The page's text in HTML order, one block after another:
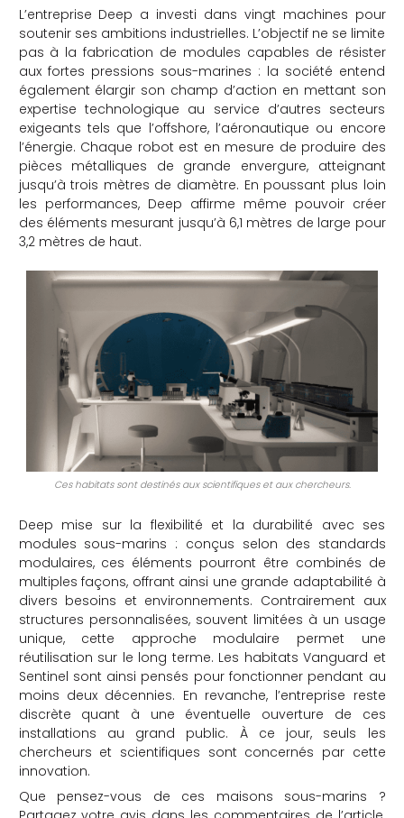
L’entreprise Deep a investi dans vingt machines pour
soutenir ses ambitions industrielles. L’objectif ne se limite
pas à la fabrication de modules capables de résister
aux fortes pressions sous-marines : la société entend
également élargir son champ d’action en mettant son
expertise technologique au service d’autres secteurs
exigeants tels que l’offshore, l’aéronautique ou encore
l’énergie. Chaque robot est en mesure de produire des
pièces métalliques de grande envergure, atteignant
jusqu’à trois mètres de diamètre. En poussant plus loin
les performances, Deep affirme même pouvoir créer
des éléments mesurant jusqu’à 6,1 mètres de large pour
3,2 mètres de haut.
Ces habitats sont destinés aux scientifiques et aux chercheurs.
Deep mise sur la flexibilité et la durabilité avec ses
modules sous-marins : conçus selon des standards
modulaires, ces éléments pourront être combinés de
multiples façons, offrant ainsi une grande adaptabilité à
divers besoins et environnements. Contrairement aux
structures personnalisées, souvent limitées à un usage
unique, cette approche modulaire permet une
réutilisation sur le long terme. Les habitats Vanguard et
Sentinel sont ainsi pensés pour fonctionner pendant au
moins deux décennies. En revanche, l’entreprise reste
discrète quant à une éventuelle ouverture de ces
installations au grand public. À ce jour, seuls les
chercheurs et scientifiques sont concernés par cette
innovation.
Que pensez-vous de ces maisons sous-marins ?